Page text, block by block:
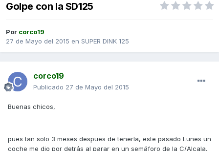
Golpe con la SD125
Por corco19
27 de Mayo del 2015 en SUPER DINK 125
corco19
Publicado 27 de Mayo del 2015
Buenas chicos,
pues tan solo 3 meses despues de tenerla, este pasado Lunes un
coche me dio por detrás al parar en un semáforo de la C/Alcala,